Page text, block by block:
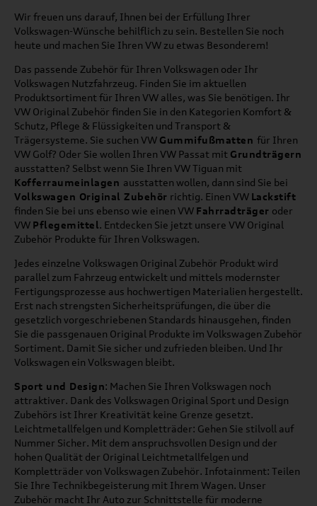
Wir freuen uns darauf, Ihnen bei der Erfüllung Ihrer
Volkswagen-Wünsche behilflich zu sein. Bestellen Sie noch
heute und machen Sie Ihren VW zu etwas Besonderem!
Das passende Zubehör für Ihren Volkswagen oder Ihr
Volkswagen Nutzfahrzeug. Finden Sie im aktuellen
Produktsortiment für Ihren VW alles, was Sie benötigen. Ihr
VW Original Zubehör finden Sie in den Kategorien Komfort &
Schutz, Pflege & Flüssigkeiten und Transport &
Trägersysteme. Sie suchen VW Gummifußmatten für Ihren
VW Golf? Oder Sie wollen Ihren VW Passat mit Grundträgern
ausstatten? Selbst wenn Sie Ihren VW Tiguan mit
Kofferraumeinlagen ausstatten wollen, dann sind Sie bei
Volkswagen Original Zubehör richtig. Einen VW Lackstift
finden Sie bei uns ebenso wie einen VW Fahrradträger oder
VW Pflegemittel. Entdecken Sie jetzt unsere VW Original
Zubehör Produkte für Ihren Volkswagen.
Jedes einzelne Volkswagen Original Zubehör Produkt wird
parallel zum Fahrzeug entwickelt und mittels modernster
Fertigungsprozesse aus hochwertigen Materialien hergestellt.
Erst nach strengsten Sicherheitsprüfungen, die über die
gesetzlich vorgeschriebenen Standards hinausgehen, finden
Sie die passgenauen Original Produkte im Volkswagen Zubehör
Sortiment. Damit Sie sicher und zufrieden bleiben. Und Ihr
Volkswagen ein Volkswagen bleibt.
Sport und Design: Machen Sie Ihren Volkswagen noch
attraktiver. Dank des Volkswagen Original Sport und Design
Zubehörs ist Ihrer Kreativität keine Grenze gesetzt.
Leichtmetallfelgen und Kompletträder: Gehen Sie stilvoll auf
Nummer Sicher. Mit dem anspruchsvollen Design und der
hohen Qualität der Original Leichtmetallfelgen und
Kompletträder von Volkswagen Zubehör. Infotainment: Teilen
Sie Ihre Technikbegeisterung mit Ihrem Wagen. Unser
Zubehör macht Ihr Auto zur Schnittstelle für moderne